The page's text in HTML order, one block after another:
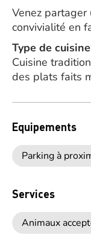
Venez
convivialité en
Type de
Cuisine
des plats faits
Equipements
Parking à
Services
Animaux